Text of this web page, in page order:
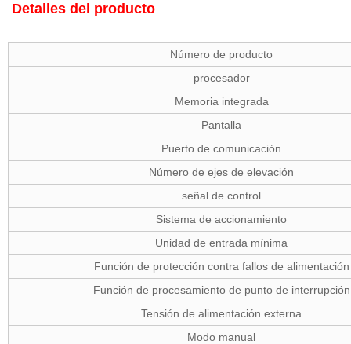
Detalles del producto
Número de producto
procesador
Memoria integrada
Pantalla
Puerto de comunicación
Número de ejes de elevación
señal de control
Sistema de accionamiento
Unidad de entrada mínima
Función de protección contra fallos de alimentación
Función de procesamiento de punto de interrupción
Tensión de alimentación externa
Modo manual